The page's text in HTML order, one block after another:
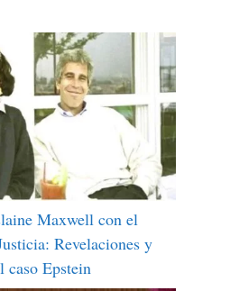
Maxwell con el
Revelaciones y
caso Epstein